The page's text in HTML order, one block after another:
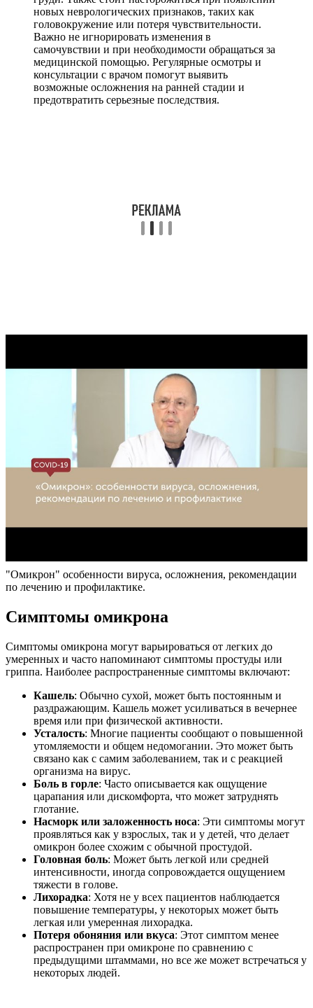
новых неврологических признаков, таких как
головокружение или потеря чувствительности.
Важно не игнорировать изменения в
самочувствии и при необходимости обращаться за
медицинской помощью. Регулярные осмотры и
консультации с врачом помогут выявить
возможные осложнения на ранней стадии и
предотвратить серьезные последствия.
"Омикрон" особенности вируса, осложнения, рекомендации
по лечению и профилактике.
Симптомы омикрона
Симптомы омикрона могут варьироваться от легких до
умеренных и часто напоминают симптомы простуды или
гриппа. Наиболее распространенные симптомы включают:
Кашель: Обычно сухой, может быть постоянным и
раздражающим. Кашель может усиливаться в вечернее
время или при физической активности.
Усталость: Многие пациенты сообщают о повышенной
утомляемости и общем недомогании. Это может быть
связано как с самим заболеванием, так и с реакцией
организма на вирус.
Боль в горле: Часто описывается как ощущение
царапания или дискомфорта, что может затруднять
глотание.
Насморк или заложенность носа: Эти симптомы могут
проявляться как у взрослых, так и у детей, что делает
омикрон более схожим с обычной простудой.
Головная боль: Может быть легкой или средней
интенсивности, иногда сопровождается ощущением
тяжести в голове.
Лихорадка: Хотя не у всех пациентов наблюдается
повышение температуры, у некоторых может быть
легкая или умеренная лихорадка.
Потеря обоняния или вкуса: Этот симптом менее
распространен при омикроне по сравнению с
предыдущими штаммами, но все же может встречаться у
некоторых людей.